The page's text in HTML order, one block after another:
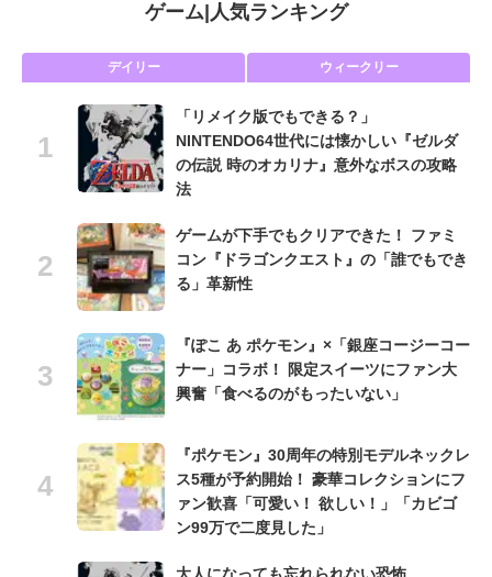
ゲーム| 人気ランキング
デイリー ウィークリー
「リメイク版でもできる？」
NINTENDO64世代には懐かしい『ゼルダ
の伝説 時のオカリナ』意外なボスの攻略
法
ゲームが下手でもクリアできた！ ファミ
コン『ドラゴンクエスト』の「誰でもでき
る」革新性
『ぽこ あ ポケモン』×「銀座コージーコー
ナー」コラボ！ 限定スイーツにファン大
興奮「食べるのがもったいない」
『ポケモン』30周年の特別モデルネックレ
ス5種が予約開始！ 豪華コレクションにフ
ァン歓喜「可愛い！ 欲しい！」「カビゴ
ン99万で二度見した」